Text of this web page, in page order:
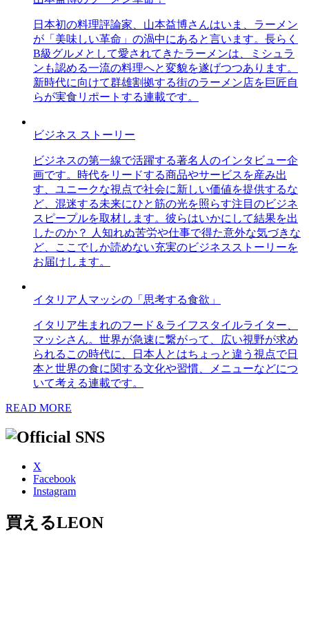
日本初の料理評論家、山本益博さんはいま、ラーメン
が「美味しい革命」の渦中にあると言います。長らく
B級グルメとして愛されてきたラーメンは、ミシュラ
ンも認める一流の料理へと変貌を遂げつつあります。
新時代に向けて群雄割拠する街のラーメン店を巨匠自
らが実食リポートする連載です。
ビジネス ストーリー
ビジネスの第一線で活躍する著名人のインタビュー企
画です。時代をリードする商品やサービスを産み出
す、ユニークな視点で社会に新しい価値を提供するな
ど、混迷する未来にひと筋の光を照らす注目のビジネ
スピープルを取材します。彼らはいかにして結果を出
したのか？ 人知れぬ苦労や仕事で得た意外な気づきな
ど、ここでしか読めない充実のビジネスストーリーを
お届けします。
イタリア人マッシの「思考する食欲」
イタリア生まれのフード＆ライフスタイルライター、
マッシさん。世界が急速に繋がって、広い視野が求め
られるこの時代に、日本人とはちょっと違う視点で日
本と世界の食に関する文化や習慣、メニューなどにつ
いて考える連載です。
READ MORE
X
Facebook
Instagram
買えるLEON